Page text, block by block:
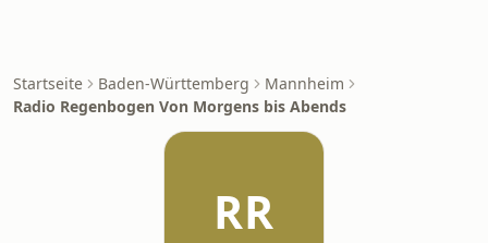
Startseite Baden-Württemberg
Mannheim
Radio Regenbogen Von Morgens bis Abends
RR